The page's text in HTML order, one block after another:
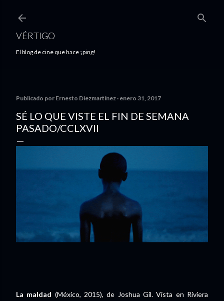
VÉRTIGO
El blog de cine que hace ¡ping!
Publicado por Ernesto Diezmartínez enero 31, 2017
SÉ LO QUE VISTE EL FIN DE SEMANA
PASADO/CCLXVII
La maldad (México, 2015), de Joshua Gil. Vista en Riviera